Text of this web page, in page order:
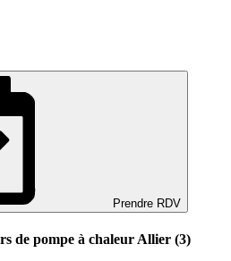
Prendre RDV
de pompe à chaleur Allier (3)